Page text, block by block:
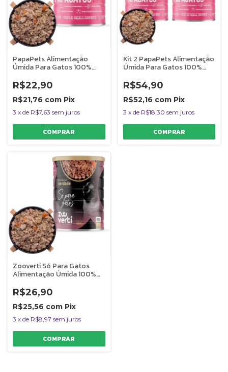
PapaPets Alimentação
Úmida Para Gatos 100%
R$22,90
R$21,76 com Pix
3 x de R$7,63 sem juros
Kit 2 PapaPets Alimentação
Úmida Para Gatos 100%
R$54,90
R$52,16 com Pix
3 x de R$18,30 sem juros
Zooverti Só Para Gatos
Alimentação Úmida 100%
R$26,90
R$25,56 com Pix
3 x de R$8,97 sem juros